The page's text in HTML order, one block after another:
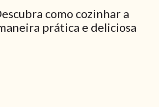
como cozinhar a
prática e deliciosa